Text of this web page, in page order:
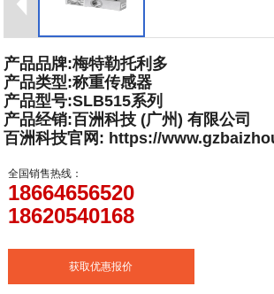
产品品牌:梅特勒托利多
产品类型:称重传感器
产品型号:SLB515系列
产品经销:百洲科技 (广州) 有限公司
百洲科技官网: https://
全国销售热线：
18664656520
18620540168
获取优惠报价